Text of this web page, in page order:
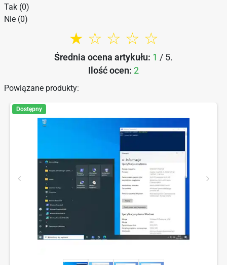
Tak (0)
Nie (0)
★ ☆ ☆ ☆ ☆
Średnia ocena artykułu: 1 / 5.
Ilość ocen: 2
Powiązane produkty:
Dostępny